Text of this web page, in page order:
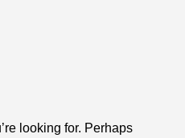
looking for. Perhaps